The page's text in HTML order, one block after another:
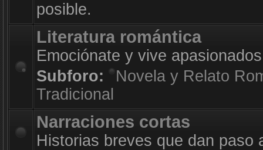
posible.
Literatura romántica
Emociónate y vive
Subforo:
Novela y Relato
Tradicional
Narraciones cortas
Historias breves que dan paso